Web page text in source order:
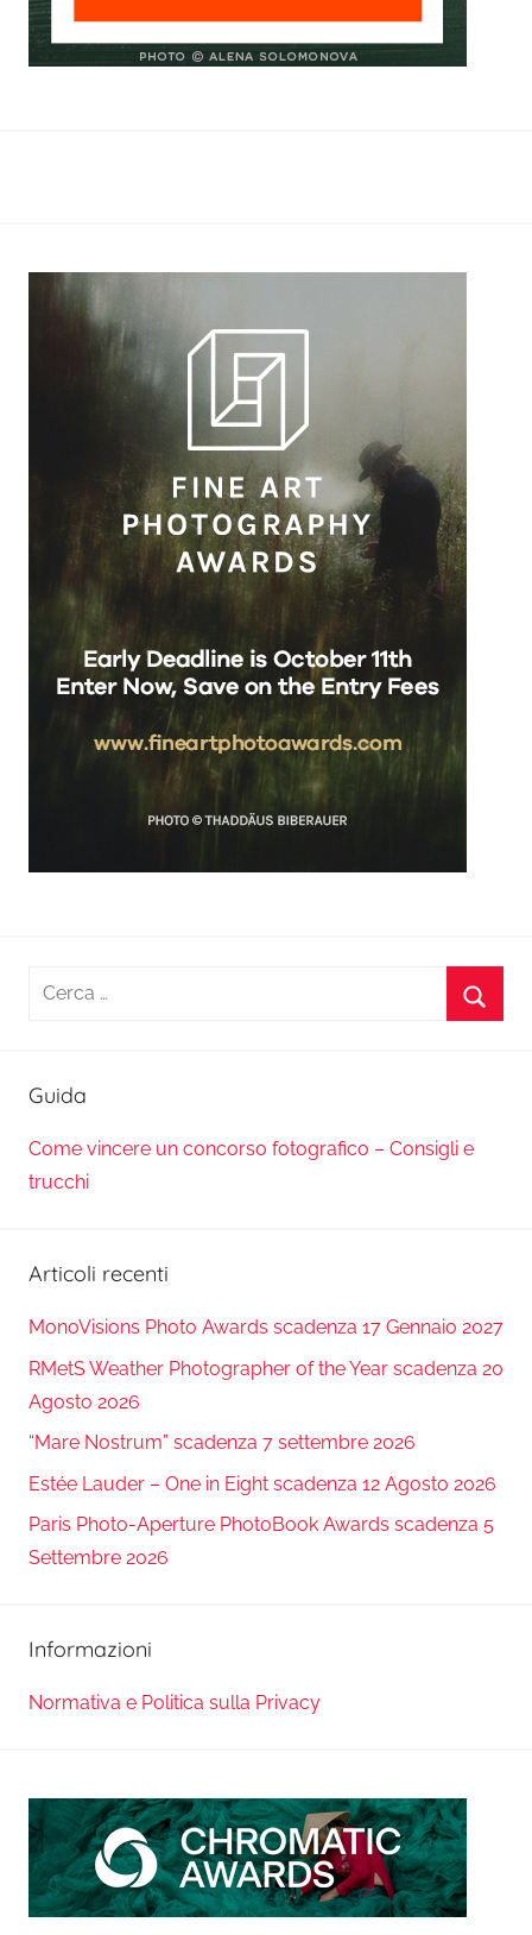
Ricerca
Guida
Come vincere un concorso fotografico – Consigli e
trucchi
Articoli recenti
MonoVisions Photo Awards scadenza 17 Gennaio 2027
RMetS Weather Photographer of the Year scadenza 20
Agosto 2026
“Mare Nostrum” scadenza 7 settembre 2026
Estée Lauder – One in Eight scadenza 12 Agosto 2026
Paris Photo-Aperture PhotoBook Awards scadenza 5
Settembre 2026
Informazioni
Normativa e Politica sulla Privacy